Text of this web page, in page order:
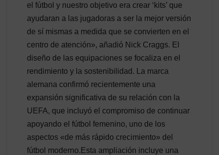
el fútbol y nuestro objetivo era crear ‘kits’ que
ayudaran a las jugadoras a ser la mejor versión
de sí mismas a medida que se convierten en el
centro de atención», añadió Nick Craggs. El
diseño de las equipaciones se focaliza en el
rendimiento y la sostenibilidad. La marca
alemana confirmó recientemente una
expansión significativa de su relación con la
UEFA, que incluyó el compromiso de continuar
apoyando el fútbol femenino, uno de los
aspectos «de más rápido crecimiento» del
fútbol moderno.Esta ampliación incluye una